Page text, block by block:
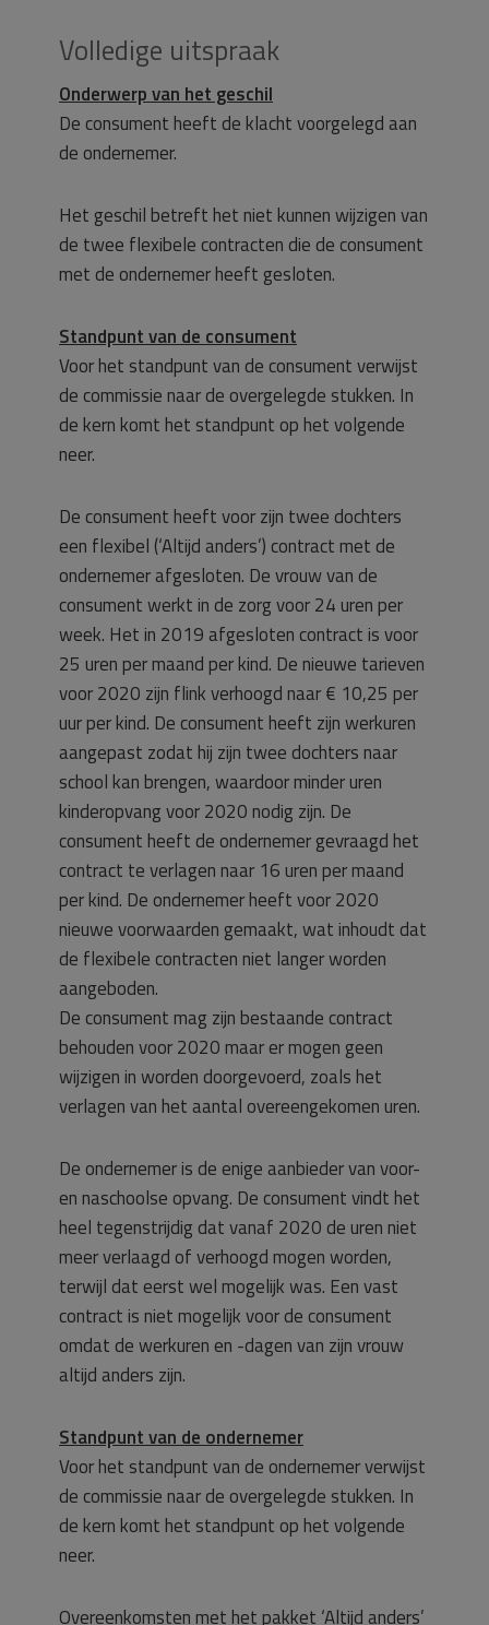
Volledige uitspraak
Onderwerp van het geschil
De consument heeft de klacht voorgelegd aan
de ondernemer.
Het geschil betreft het niet kunnen wijzigen van
de twee flexibele contracten die de consument
met de ondernemer heeft gesloten.
Standpunt van de consument
Voor het standpunt van de consument verwijst
de commissie naar de overgelegde stukken. In
de kern komt het standpunt op het volgende
neer.
De consument heeft voor zijn twee dochters
een flexibel (‘Altijd anders’) contract met de
ondernemer afgesloten. De vrouw van de
consument werkt in de zorg voor 24 uren per
week. Het in 2019 afgesloten contract is voor
25 uren per maand per kind. De nieuwe tarieven
voor 2020 zijn flink verhoogd naar € 10,25 per
uur per kind. De consument heeft zijn werkuren
aangepast zodat hij zijn twee dochters naar
school kan brengen, waardoor minder uren
kinderopvang voor 2020 nodig zijn. De
consument heeft de ondernemer gevraagd het
contract te verlagen naar 16 uren per maand
per kind. De ondernemer heeft voor 2020
nieuwe voorwaarden gemaakt, wat inhoudt dat
de flexibele contracten niet langer worden
aangeboden.
De consument mag zijn bestaande contract
behouden voor 2020 maar er mogen geen
wijzigen in worden doorgevoerd, zoals het
verlagen van het aantal overeengekomen uren.
De ondernemer is de enige aanbieder van voor-
en naschoolse opvang. De consument vindt het
heel tegenstrijdig dat vanaf 2020 de uren niet
meer verlaagd of verhoogd mogen worden,
terwijl dat eerst wel mogelijk was. Een vast
contract is niet mogelijk voor de consument
omdat de werkuren en -dagen van zijn vrouw
altijd anders zijn.
Standpunt van de ondernemer
Voor het standpunt van de ondernemer verwijst
de commissie naar de overgelegde stukken. In
de kern komt het standpunt op het volgende
neer.
Overeenkomsten met het pakket ‘Altijd anders’